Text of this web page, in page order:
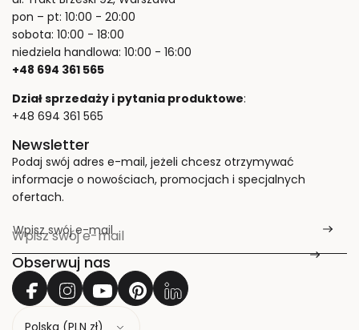
pon – pt: 10:00 - 20:00
sobota: 10:00 - 18:00
niedziela handlowa: 10:00 - 16:00
+48 694 361 565
Dział sprzedaży i pytania produktowe:
+48 694 361 565
Newsletter
Podaj swój adres e-mail, jeżeli chcesz otrzymywać
informacje o nowościach, promocjach i specjalnych
ofertach.
Wpisz swój e-mail
*
Obserwuj nas